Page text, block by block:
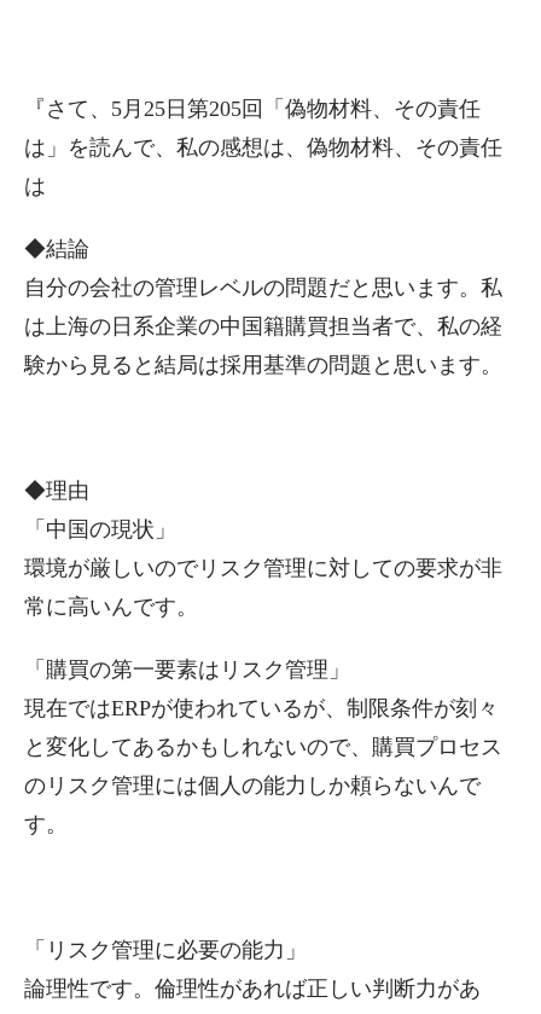
『さて、5月25日第205回「偽物材料、その責任
は」を読んで、私の感想は、偽物材料、その責任
は
◆結論
自分の会社の管理レベルの問題だと思います。私
は上海の日系企業の中国籍購買担当者で、私の経
験から見ると結局は採用基準の問題と思います。
◆理由
「中国の現状」
環境が厳しいのでリスク管理に対しての要求が非
常に高いんです。
「購買の第一要素はリスク管理」
現在ではERPが使われているが、制限条件が刻々
と変化してあるかもしれないので、購買プロセス
のリスク管理には個人の能力しか頼らないんで
す。
「リスク管理に必要の能力」
論理性です。倫理性があれば正しい判断力があ